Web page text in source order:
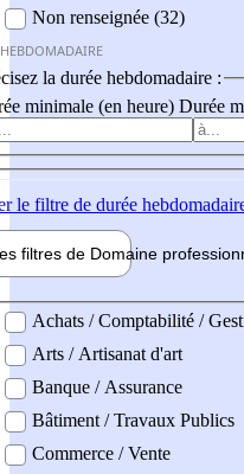
Non renseignée (32)
la durée hebdomadaire :
minimale (en heure) Durée
le filtre de durée
filtres de Domaine pro
professionel
Achats / Comptabilité /
Arts / Artisanat d'art
Banque / Assurance
Bâtiment / Travaux Publics
Commerce / Vente